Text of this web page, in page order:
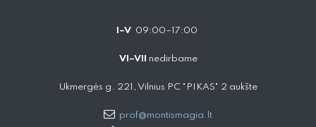
I–V 09:00–17:00
VI–VII nedirbame
Ukmergės g. 221, Vilnius PC "PIKAS" 2 aukšte
prof@montismagia.lt